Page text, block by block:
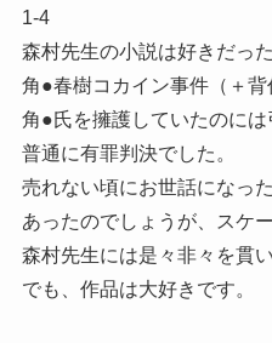
1-4
森村先生の小説は好きだっ
角●春樹コカイン事件（＋
角●氏を擁護していたのには
普通に有罪判決でした。
売れない頃にお世話になっ
あったのでしょうが、スケ
森村先生には是々非々を貫
でも、作品は大好きです。